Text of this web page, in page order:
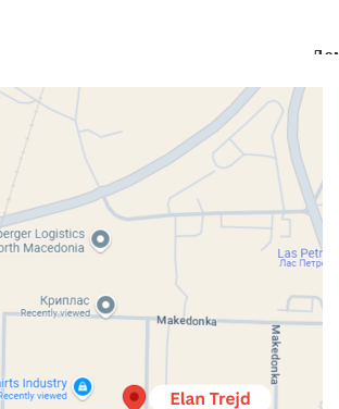
Детски Соби Претсобја